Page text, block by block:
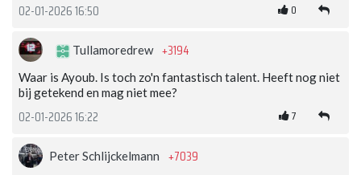
02-01-2026 16:50 0
Tullamoredrew +3194
Waar is Ayoub. Is toch zo'n fantastisch talent. Heeft nog niet
bij getekend en mag niet mee?
02-01-2026 16:22 7
Peter Schlijckelmann +7039